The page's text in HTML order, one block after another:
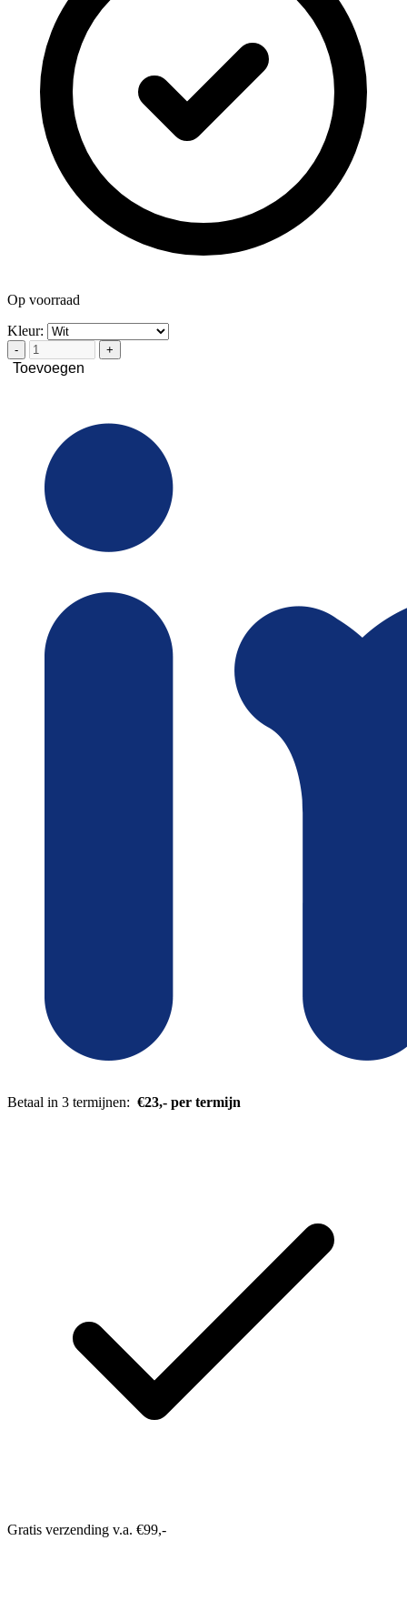
Op voorraad
Kleur:
- +
Toevoegen
Betaal in 3 termijnen: €23,- per termijn
Gratis verzending v.a. €99,-